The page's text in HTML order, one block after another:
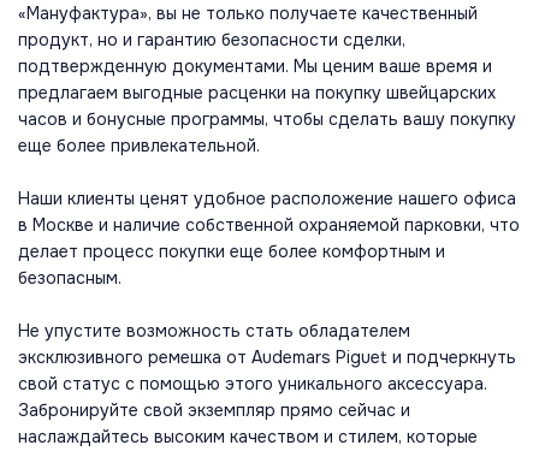
«Мануфактура», вы не только получаете качественный
продукт, но и гарантию безопасности сделки,
подтвержденную документами. Мы ценим ваше время и
предлагаем выгодные расценки на покупку швейцарских
часов и бонусные программы, чтобы сделать вашу покупку
еще более привлекательной.
Наши клиенты ценят удобное расположение нашего офиса
в Москве и наличие собственной охраняемой парковки, что
делает процесс покупки еще более комфортным и
безопасным.
Не упустите возможность стать обладателем
эксклюзивного ремешка от Audemars Piguet и подчеркнуть
свой статус с помощью этого уникального аксессуара.
Забронируйте свой экземпляр прямо сейчас и
наслаждайтесь высоким качеством и стилем, которые